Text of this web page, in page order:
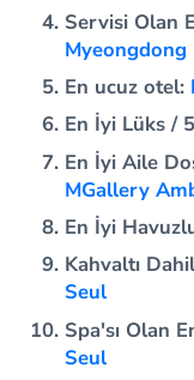
Servisi Olan
Myeongdong
En ucuz otel:
En İyi Lüks / 5
En İyi Aile
MGallery
En İyi
Kahvaltı
Seul
Spa'sı Olan
Seul